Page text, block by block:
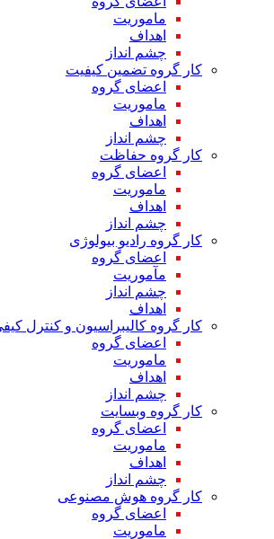
ماموریت
اهداف
چشم انداز
کار گروه تضمین کیفیت
اعضای گروه
ماموریت
اهداف
چشم انداز
کار گروه حفاظت
اعضای گروه
ماموریت
اهداف
چشم انداز
کار گروه رادیو بیولوژی
اعضای گروه
مآموریت
چشم انداز
اهداف
کار گروه کالیبراسیون و کنترل کیفی
اعضای گروه
ماموریت
اهداف
چشم انداز
کار گروه وبسایت
اعضای گروه
ماموریت
اهداف
چشم انداز
کار گروه هوش مصنوعی
اعضای گروه
ماموریت